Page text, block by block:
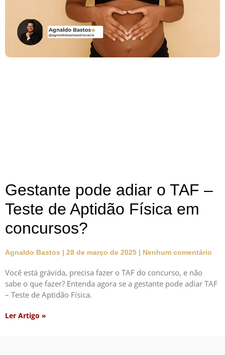
Gestante pode adiar o TAF –
Teste de Aptidão Física em
concursos?
Agnaldo Bastos 28 de março de 2025 Nenhum comentário
Você está grávida, precisa fazer o TAF do concurso, e não
sabe o que fazer? Entenda agora se a gestante pode adiar TAF
– Teste de Aptidão Física.
Ler Artigo »